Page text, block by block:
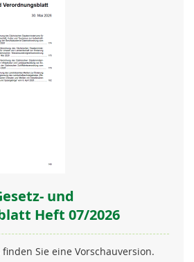
und
Heft 07/2026
Sie eine Vorschauversion.